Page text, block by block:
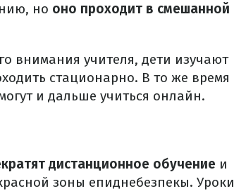
но оно проходит в смешанной
внимания учителя, дети изучают
стационарно. В то же время
и дальше учиться онлайн.
дистанционное обучение и
зоны епиднебезпекы. Уроки